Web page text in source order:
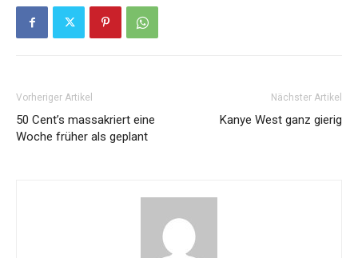
Vorheriger Artikel
50 Cent’s massakriert eine
Woche früher als geplant
Nächster Artikel
Kanye West ganz gierig